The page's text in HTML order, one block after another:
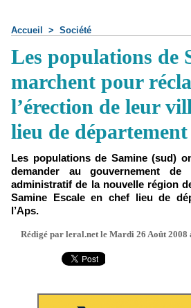
Accueil > Société
Les populations de
marchent pour
l’érection de leur
lieu de département
Les populations de Samine (sud)
demander au gouvernement de
administratif de la nouvelle région
Samine Escale en chef lieu de
l’Aps.
Rédigé par leral.net le Mardi 26 Août 2008